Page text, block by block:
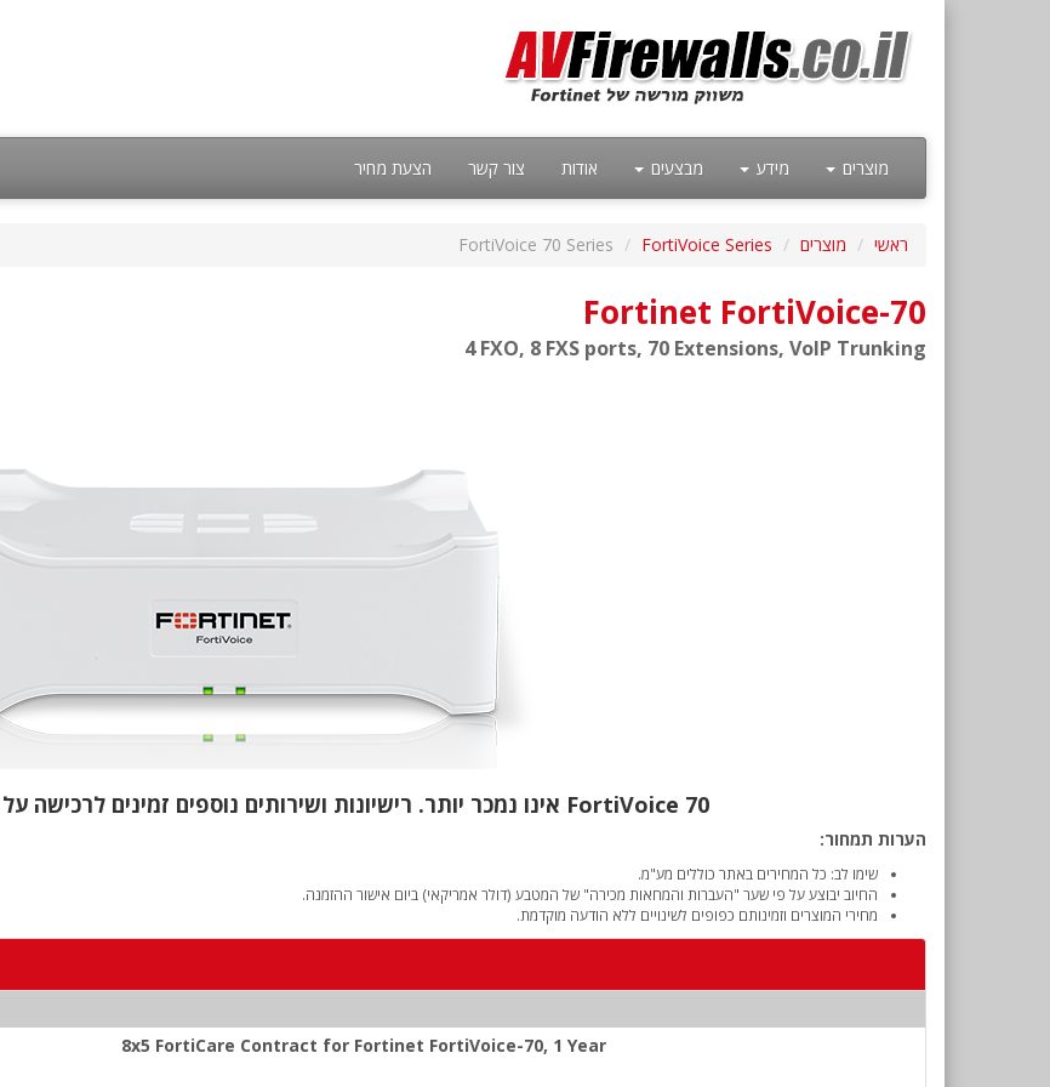
מוצרים מידע מבצעים אודות צור קשר הצעת מחיר
ראשי מוצרים FortiVoice Series
FortiVoice 70 Series
Fortinet FortiVoice-70
4 FXO, 8 FXS ports, 70 Extensions, VoIP Trunking
FortiVoice 70 אינו נמכר יותר. רישיונות ושירותים נוספים זמינים לרכישה על סמך המידע המופיע מטה.
הערות תמחור:
שימו לב: כל המחירים באתר כוללים מע"מ.
החיוב יבוצע על פי שער "העברות והמחאות מכירה" של המטבע (דולר אמריקאי) ביום אישור ההזמנה.
מחירי המוצרים וזמינותם כפופים לשינויים ללא הודעה מוקדמת.
8x5 FortiCare Contract for Fortinet FortiVoice-70, 1 Year